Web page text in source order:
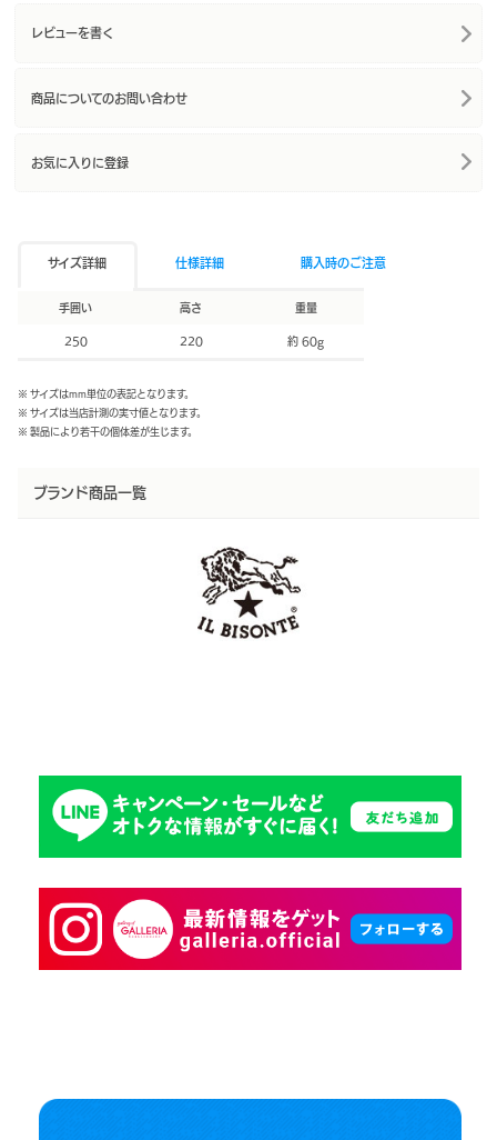
レビューを書く
商品についてのお問い合わせ
お気に入りに登録
サイズ詳細 仕様詳細 購入時のご注意
手囲い
250
高さ
220
重量
約 60g
※ サイズはmm単位の表記となります。
※ サイズは当店計測の実寸値となります。
※ 製品により若干の個体差が生じます。
ブランド商品一覧